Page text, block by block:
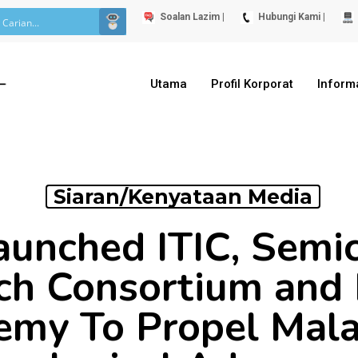
Soalan Lazim | Hubungi Kami |
Utama Profil Korporat
Siaran/Kenyataan Media
ITIC,
Consortium and
To Propel